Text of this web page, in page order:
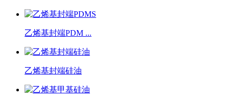
乙烯基封端PDM ...
乙烯基封端硅油